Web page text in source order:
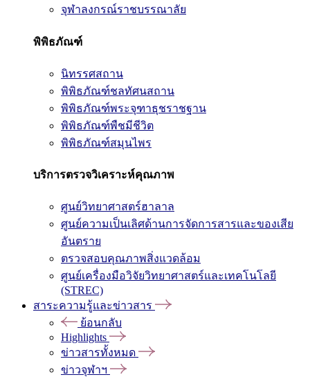
จุฬาลงกรณ์ราชบรรณาลัย
พิพิธภัณฑ์
นิทรรศสถาน
พิพิธภัณฑ์ชลทัศนสถาน
พิพิธภัณฑ์พระจุฑาธุชราชฐาน
พิพิธภัณฑ์พืชมีชีวิต
พิพิธภัณฑ์สมุนไพร
บริการตรวจวิเคราะห์คุณภาพ
ศูนย์วิทยาศาสตร์ฮาลาล
ศูนย์ความเป็นเลิศด้านการจัดการสารและของเสีย
อันตราย
ตรวจสอบคุณภาพสิ่งแวดล้อม
ศูนย์เครื่องมือวิจัยวิทยาศาสตร์และเทคโนโลยี
(STREC)
สาระความรู้และข่าวสาร
ย้อนกลับ
Highlights
ข่าวสารทั้งหมด
ข่าวจุฬาฯ